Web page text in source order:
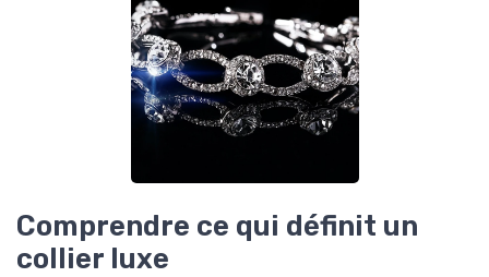
Comprendre ce qui définit un
collier luxe